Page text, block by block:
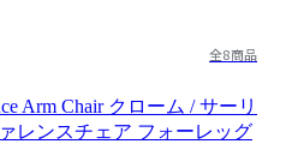
全8商品
Arm Chair クローム / サーリ
レンスチェア フォーレッグ